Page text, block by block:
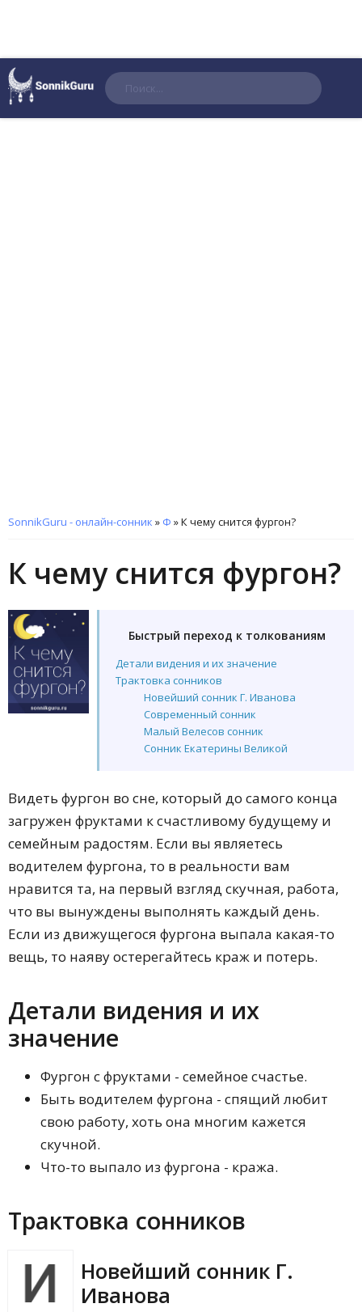
Поиск
SonnikGuru - онлайн-сонник » Ф »К чему снится фургон?
К чему снится фургон?
Быстрый переход к толкованиям
Детали видения и их значение
Трактовка сонников
Новейший сонник Г. Иванова
Современный сонник
Малый Велесов сонник
Сонник Екатерины Великой
Видеть фургон во сне, который до самого конца
загружен фруктами к счастливому будущему и
семейным радостям. Если вы являетесь
водителем фургона, то в реальности вам
нравится та, на первый взгляд скучная, работа,
что вы вынуждены выполнять каждый день.
Если из движущегося фургона выпала какая-то
вещь, то наяву остерегайтесь краж и потерь.
Детали видения и их
значение
Фургон с фруктами - семейное счастье.
Быть водителем фургона - спящий любит
свою работу, хоть она многим кажется
скучной.
Что-то выпало из фургона - кража.
Трактовка сонников
Новейший сонник Г.
Иванова